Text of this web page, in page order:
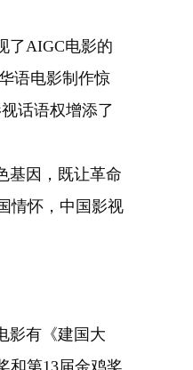
了AIGC电影的
语电影制作惊
话语权增添了
基因，既让革命
情怀，中国影视
影有《建国大
和第13届金鸡奖